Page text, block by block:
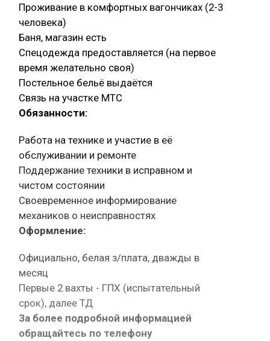
Проживание в комфортных вагончиках (2-3
человека)
Баня, магазин есть
Спецодежда предоставляется (на первое
время желательно своя)
Постельное бельё выдаётся
Связь на участке МТС
Обязанности:
Работа на технике и участие в её
обслуживании и ремонте
Поддержание техники в исправном и
чистом состоянии
Своевременное информирование
механиков о неисправностях
Оформление:
Официально, белая з/плата, дважды в
месяц
Первые 2 вахты - ГПХ (испытательный
срок), далее ТД
За более подробной информацией
обращайтесь по телефону